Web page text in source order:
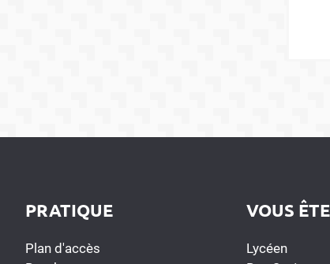
PRATIQUE
Plan d'accès
VOUS
Lycéen